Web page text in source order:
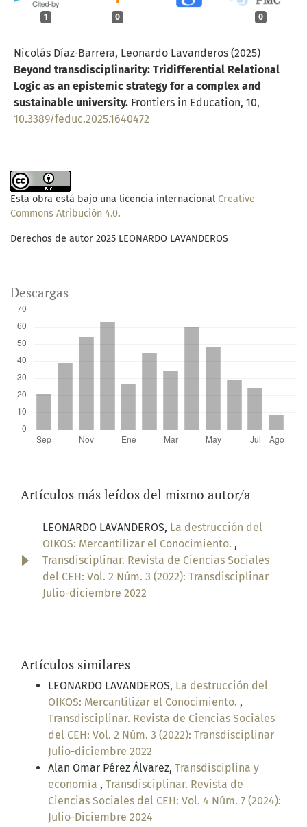
1 0 0
Nicolás Díaz-Barrera, Leonardo Lavanderos (2025)
Beyond transdisciplinarity: Tridifferential Relational
Logic as an epistemic strategy for a complex and
sustainable university. Frontiers in Education, 10,
10.3389/feduc.2025.1640472
Esta obra está bajo una licencia internacional Creative
Commons Atribución 4.0.
Derechos de autor 2025 LEONARDO LAVANDEROS
Descargas
Artículos más leídos del mismo autor/a
LEONARDO LAVANDEROS, La destrucción del
OIKOS: Mercantilizar el Conocimiento. ,
Transdisciplinar. Revista de Ciencias Sociales
del CEH: Vol. 2 Núm. 3 (2022): Transdisciplinar
Julio-diciembre 2022
Artículos similares
LEONARDO LAVANDEROS, La destrucción del
OIKOS: Mercantilizar el Conocimiento. ,
Transdisciplinar. Revista de Ciencias Sociales
del CEH: Vol. 2 Núm. 3 (2022): Transdisciplinar
Julio-diciembre 2022
Alan Omar Pérez Álvarez, Transdisciplina y
economía , Transdisciplinar. Revista de
Ciencias Sociales del CEH: Vol. 4 Núm. 7 (2024):
Julio-Diciembre 2024